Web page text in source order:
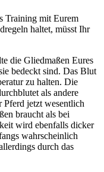
Training mit Eurem
haltet, müsst Ihr
die Gliedmaßen Eures
bedeckt sind. Das Blut
zu halten. Die
als andere
Pferd jetzt wesentlich
braucht als bei
wird ebenfalls dicker
wahrscheinlich
durch das